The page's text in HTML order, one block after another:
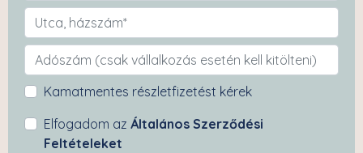
Kamatmentes részletfizetést kérek
Elfogadom az Általános Szerződési
Feltételeket